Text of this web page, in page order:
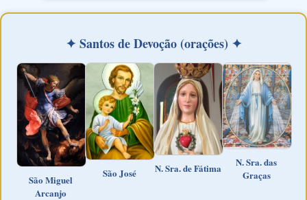
✦ Santos de Devoção (orações) ✦
São Miguel
Arcanjo
São José N. Sra. de Fátima
N. Sra. das
Graças